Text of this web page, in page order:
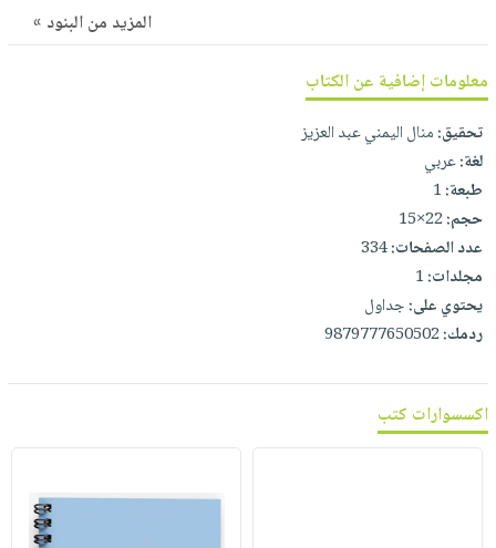
معنا
المزيد من البنود »
معلومات إضافية عن الكتاب
تحقيق:منال اليمني عبد العزيز
لغة:عربي
طبعة:1
حجم:22×15
عدد الصفحات:334
مجلدات:1
يحتوي على:جداول
ردمك:9879777650502
اكسسوارات كتب